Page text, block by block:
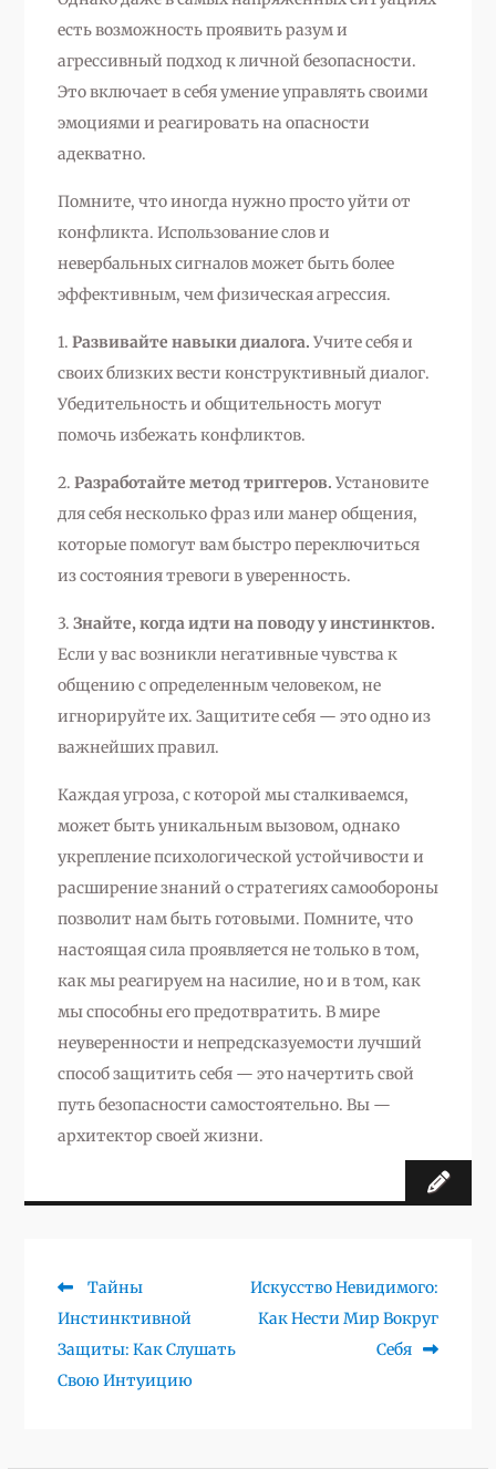
есть возможность проявить разум и
агрессивный подход к личной безопасности.
Это включает в себя умение управлять своими
эмоциями и реагировать на опасности
адекватно.
Помните, что иногда нужно просто уйти от
конфликта. Использование слов и
невербальных сигналов может быть более
эффективным, чем физическая агрессия.
1. Развивайте навыки диалога. Учите себя и
своих близких вести конструктивный диалог.
Убедительность и общительность могут
помочь избежать конфликтов.
2. Разработайте метод триггеров. Установите
для себя несколько фраз или манер общения,
которые помогут вам быстро переключиться
из состояния тревоги в уверенность.
3. Знайте, когда идти на поводу у инстинктов.
Если у вас возникли негативные чувства к
общению с определенным человеком, не
игнорируйте их. Защитите себя — это одно из
важнейших правил.
Каждая угроза, с которой мы сталкиваемся,
может быть уникальным вызовом, однако
укрепление психологической устойчивости и
расширение знаний о стратегиях самообороны
позволит нам быть готовыми. Помните, что
настоящая сила проявляется не только в том,
как мы реагируем на насилие, но и в том, как
мы способны его предотвратить. В мире
неуверенности и непредсказуемости лучший
способ защитить себя — это начертить свой
путь безопасности самостоятельно. Вы —
архитектор своей жизни.
Навигация
по
записям
Предыдущая
запись:
Тайны
Инстинктивной
Защиты: Как Слушать
Свою Интуицию
Следующая
запись:
Искусство Невидимого:
Как Нести Мир Вокруг
Себя